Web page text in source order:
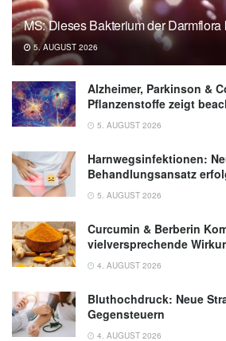
MS: Dieses Bakterium der
5. AUGUST 2026
Alzheimer, Parkinson &
Pflanzenstoffe zeigt
5. AUGUST 2026
Harnwegsinfektionen:
Behandlungsansatz
5. AUGUST 2026
Curcumin & Berberin
vielversprechende
4. AUGUST 2026
Bluthochdruck: Neue
Gegensteuern
4. AUGUST 2026